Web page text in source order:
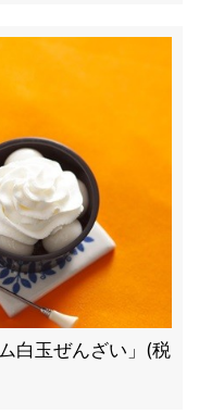
白玉ぜんざい」(税